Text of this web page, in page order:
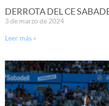
DERROTA DEL CE
3 de marzo de 2024
Leer más »